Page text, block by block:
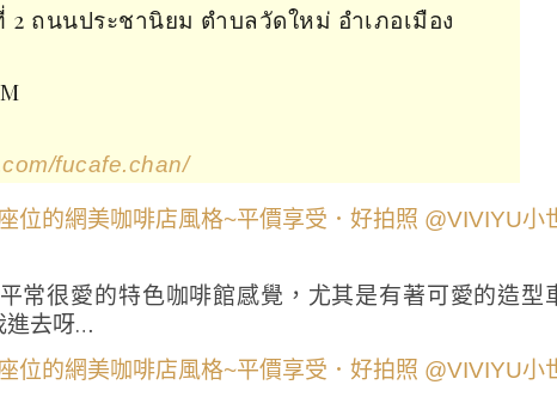
2 ถนนประชานิยม ตำบลวัดใหม่ อำเภอเมือง
fucafe.chan/
常很愛的特色咖啡館感覺，尤其是有著可愛的造型
進去呀…